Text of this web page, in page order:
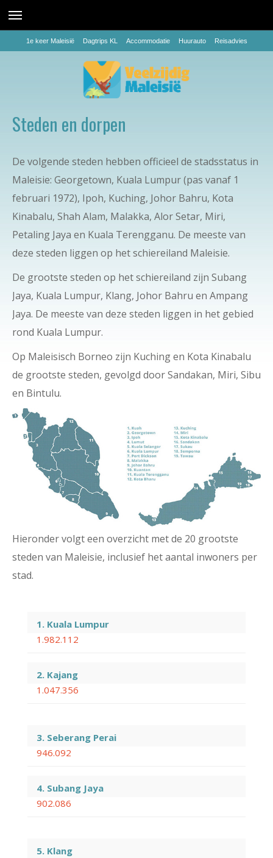
1e keer Maleisië Dagtrips KL Accommodatie Huurauto Reisadvies
Steden en dorpen
De volgende steden hebben officieel de stadsstatus in
Maleisie: Georgetown, Kuala Lumpur (pas vanaf 1
februari 1972), Ipoh, Kuching, Johor Bahru, Kota
Kinabalu, Shah Alam, Malakka, Alor Setar, Miri,
Petaling Jaya en Kuala Terengganu. De meeste van
deze steden liggen op het schiereiland Maleisie.
De grootste steden op het schiereiland zijn Subang
Jaya, Kuala Lumpur, Klang, Johor Bahru en Ampang
Jaya. De meeste van deze steden liggen in het gebied
rond Kuala Lumpur.
Op Maleisisch Borneo zijn Kuching en Kota Kinabalu
de grootste steden, gevolgd door Sandakan, Miri, Sibu
en Bintulu.
Hieronder volgt een overzicht met de 20 grootste
steden van Maleisie, inclusief het aantal inwoners per
stad.
1. Kuala Lumpur
1.982.112
2. Kajang
1.047.356
3. Seberang Perai
946.092
4. Subang Jaya
902.086
5. Klang